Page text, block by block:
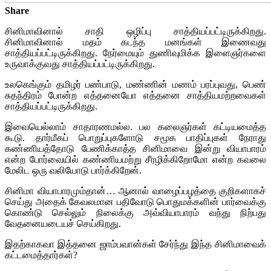
Share
சினிமாவினால் சாதி ஒழிப்பு சாத்தியப்பட்டிருக்கிறது.
சினிமாவினால் மதம் கடந்த மனங்கள் இணைவது
சாத்தியப்பட்டிருக்கிறது. நேர்மையும் துணிவுமிக்க இளைஞர்களை
உருவாக்குவது சாத்தியப்பட்டிருக்கிறது.
உலகெங்கும் தமிழர் பண்பாடு, மண்ணின் மணம் பரப்புவது, பெண்
சுதந்திரம் போன்ற எத்தனையோ எத்தனை சாத்தியமற்றவைகள்
சாத்தியப்பட்டிருக்கிறது.
இவையெல்லாம் சாதாரணமல்ல. பல கலைஞர்கள் கட்டியமைத்த
கூடு. தார்மீகப் பொறுப்புகளோடு சமூக பாதிப்புகள் நேராது
கண்ணியத்தோடு பேணிக்காத்த சினிமாவை இன்று வியாபாரம்
என்ற போர்வையில் கண்ணியமற்று சீரழிக்கிறோமோ என்ற கவலை
மேலிட ஒரு வலியோடு பார்க்கிறேன்.
சினிமா வியாபாரமும்தான்… ஆனால் வாழைப்பழத்தை குறிகளாகச்
செய்து அதைக் கேவலமான பதிவோடு பொதுமக்களின் பார்வைக்கு
கொண்டு செல்லும் நிலைக்கு அவ்வியாபாரம் வந்து நிற்பது
வேதனையடையச் செய்கிறது.
இதற்காகவா இத்தனை ஜாம்பவான்கள் சேர்ந்து இந்த சினிமாவைக்
கட்டமைத்தார்கள்?